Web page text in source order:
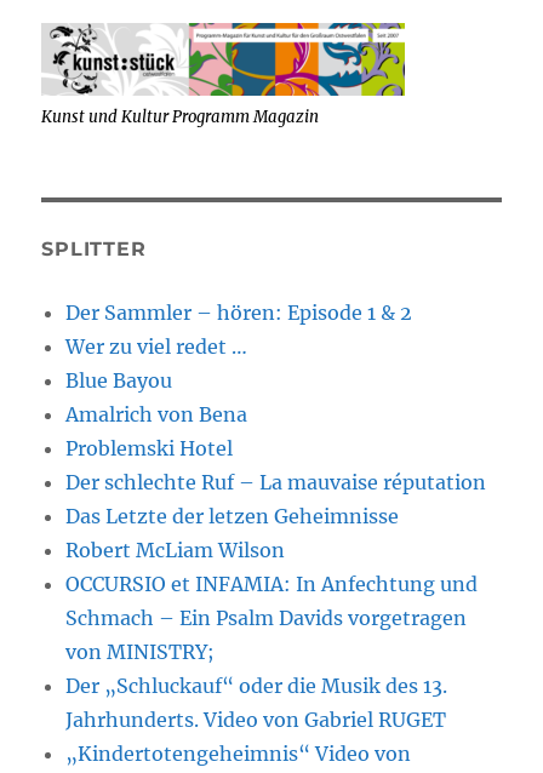
Kunst und Kultur Programm Magazin
SPLITTER
Der Sammler – hören: Episode 1 & 2
Wer zu viel redet …
Blue Bayou
Amalrich von Bena
Problemski Hotel
Der schlechte Ruf – La mauvaise réputation
Das Letzte der letzen Geheimnisse
Robert McLiam Wilson
OCCURSIO et INFAMIA: In Anfechtung und
Schmach – Ein Psalm Davids vorgetragen
von MINISTRY;
Der „Schluckauf“ oder die Musik des 13.
Jahrhunderts. Video von Gabriel RUGET
„Kindertotengeheimnis“ Video von